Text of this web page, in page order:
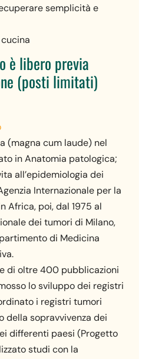
semplicità e
è libero previa
(posti limitati)
(magna cum laude) nel
in Anatomia patologica;
all’epidemiologia dei
Internazionale per la
Africa, poi, dal 1975 al
dei tumori di Milano,
di Medicina
di oltre 400 pubblicazioni
lo sviluppo dei registri
i registri tumori
della sopravvivenza dei
differenti paesi (Progetto
studi con la